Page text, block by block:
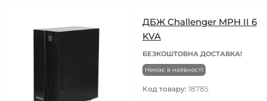
ДБЖ Challenger MPH II 6
KVA
БЕЗКОШТОВНА ДОСТАВКА!
Немає в наявності
Код товару: 18785